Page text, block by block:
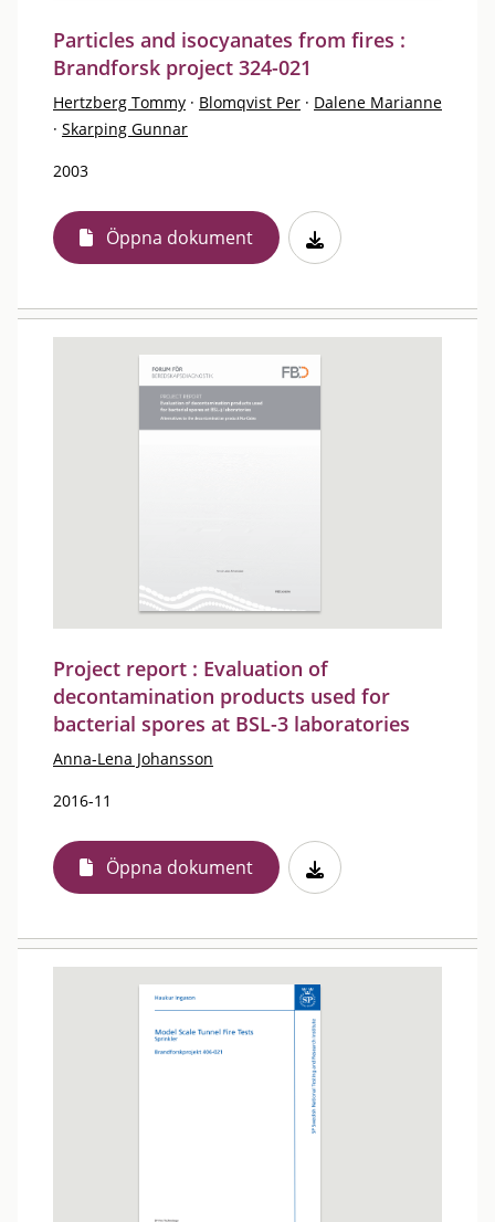
Particles and isocyanates from fires :
Brandforsk project 324-021
Hertzberg Tommy · Blomqvist Per · Dalene Marianne
· Skarping Gunnar
2003
Öppna dokument
Project report : Evaluation of
decontamination products used for
bacterial spores at BSL-3 laboratories
Anna-Lena Johansson
2016-11
Öppna dokument